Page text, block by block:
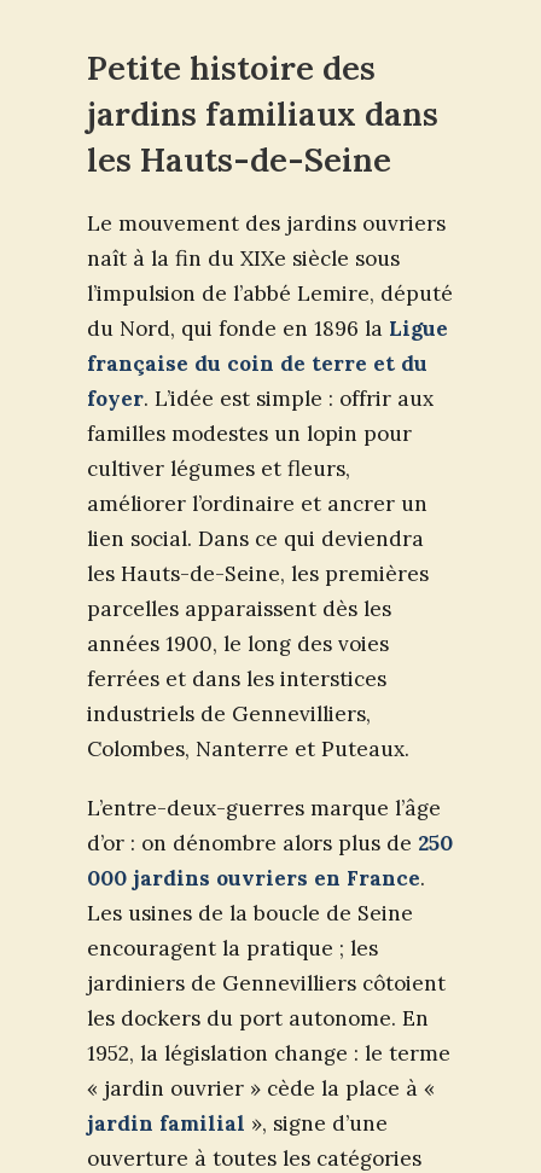
Petite histoire des
jardins familiaux dans
les Hauts-de-Seine
Le mouvement des jardins ouvriers
naît à la fin du XIXe siècle sous
l’impulsion de l’abbé Lemire, député
du Nord, qui fonde en 1896 la Ligue
française du coin de terre et du
foyer. L’idée est simple : offrir aux
familles modestes un lopin pour
cultiver légumes et fleurs,
améliorer l’ordinaire et ancrer un
lien social. Dans ce qui deviendra
les Hauts-de-Seine, les premières
parcelles apparaissent dès les
années 1900, le long des voies
ferrées et dans les interstices
industriels de Gennevilliers,
Colombes, Nanterre et Puteaux.
L’entre-deux-guerres marque l’âge
d’or : on dénombre alors plus de 250
000 jardins ouvriers en France.
Les usines de la boucle de Seine
encouragent la pratique ; les
jardiniers de Gennevilliers côtoient
les dockers du port autonome. En
1952, la législation change : le terme
« jardin ouvrier » cède la place à «
jardin familial », signe d’une
ouverture à toutes les catégories